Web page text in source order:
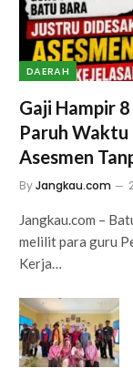
DAERAH
Gaji Hampir 8
Paruh Waktu
Asesmen
ByJangkau.com
Jangkau.com –
melilit para guru
Kerja…